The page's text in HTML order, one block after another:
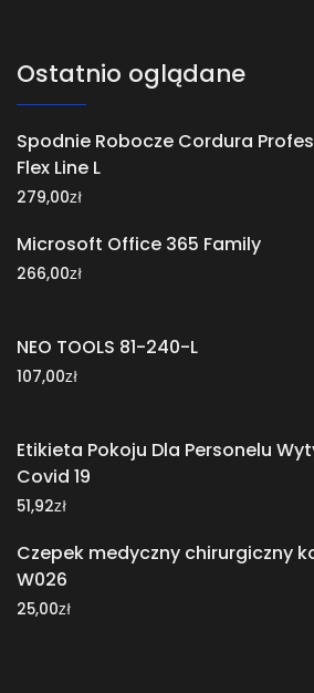
Ostatnio oglądane
Spodnie Robocze Cordura
Flex Line L
279,00zł
Microsoft Office 365 Family
266,00zł
NEO TOOLS 81-240-L
107,00zł
Etikieta Pokoju Dla Personelu
Covid 19
51,92zł
Czepek medyczny chirurgiczny
W026
25,00zł